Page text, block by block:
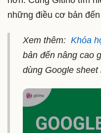
những điều cơ bản
Xem thêm: Khóa
bản đến nâng cao
dùng Google sheet